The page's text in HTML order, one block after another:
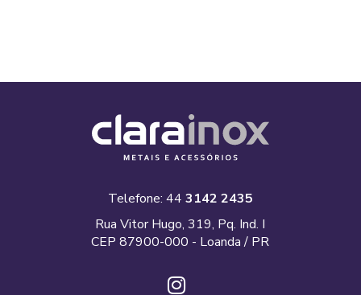
Telefone: 44 3142 2435
Rua Vitor Hugo, 319, Pq. Ind. I
CEP 87900-000 - Loanda / PR